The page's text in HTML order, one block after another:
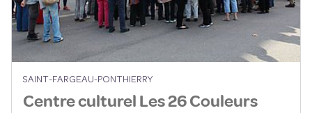
SAINT-FARGEAU-PONTHIERRY
Centre culturel Les 26 Couleurs